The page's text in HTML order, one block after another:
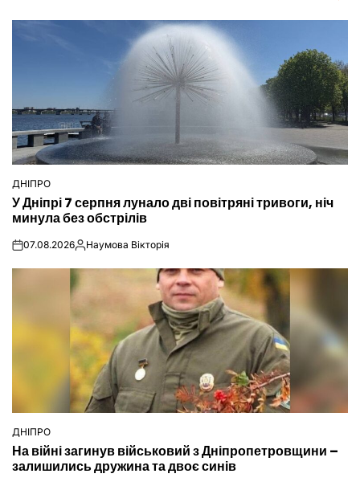
ОПУБЛІКУВАТИ
У
ДНІПРО
У Дніпрі 7 серпня лунало дві повітряні тривоги, ніч
минула без обстрілів
on07.08.2026Опубліковано
Наумова Вікторія
ОПУБЛІКУВАТИ
У
ДНІПРО
На війні загинув військовий з Дніпропетровщини –
залишились дружина та двоє синів